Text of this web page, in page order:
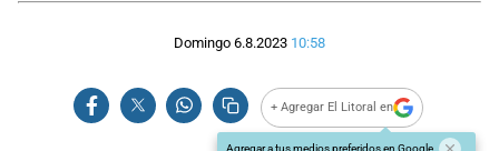
Domingo 6.8.2023 10:58
+ Agregar El Litoral en
Agregar a tus medios preferidos en Google